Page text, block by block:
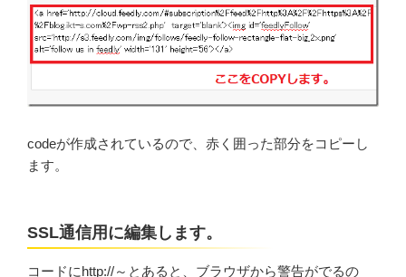
codeが作成されているので、赤く囲った部分をコピーし
ます。
SSL通信用に編集します。
コードにhttp://～とあると、ブラウザから警告がでるの